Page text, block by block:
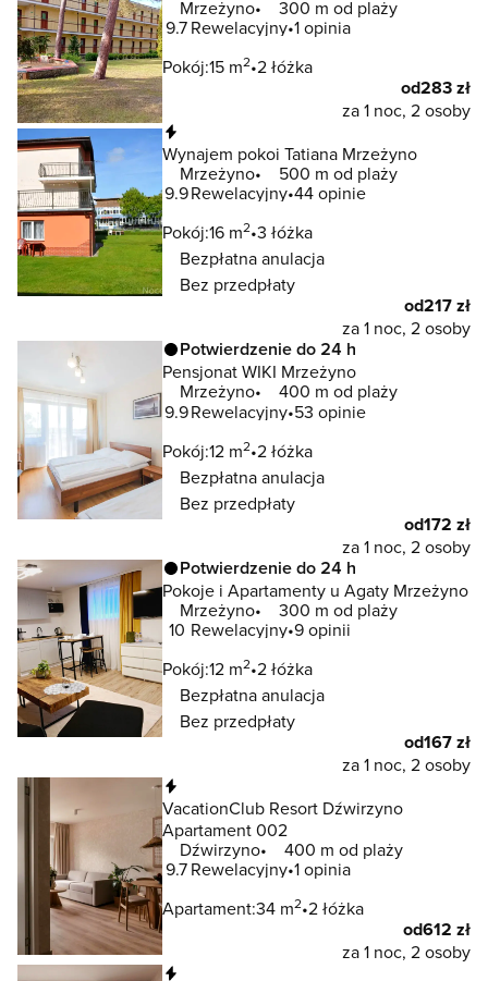
Mrzeżyno
300 m od plaży
9.7Rewelacyjny 1 opinia
Pokój:15 m2 2 łóżka
od283 zł
za 1 noc, 2 osoby
Wynajem pokoi Tatiana Mrzeżyno
Mrzeżyno
500 m od plaży
9.9Rewelacyjny 44 opinie
Pokój:16 m2 3 łóżka
Bezpłatna anulacja
Bez przedpłaty
od217 zł
za 1 noc, 2 osoby
Potwierdzenie do 24 h
Pensjonat WIKI Mrzeżyno
Mrzeżyno
400 m od plaży
9.9Rewelacyjny 53 opinie
Pokój:12 m2 2 łóżka
Bezpłatna anulacja
Bez przedpłaty
od172 zł
za 1 noc, 2 osoby
Potwierdzenie do 24 h
Pokoje i Apartamenty u Agaty Mrzeżyno
Mrzeżyno
300 m od plaży
10 Rewelacyjny 9 opinii
Pokój:12 m2 2 łóżka
Bezpłatna anulacja
Bez przedpłaty
od167 zł
za 1 noc, 2 osoby
VacationClub Resort Dźwirzyno
Apartament 002
Dźwirzyno
400 m od plaży
9.7Rewelacyjny 1 opinia
Apartament:34 m2 2 łóżka
od612 zł
za 1 noc, 2 osoby